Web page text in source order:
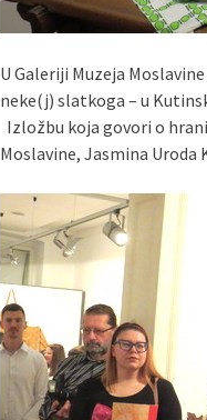
U Galeriji Muzeja
neke(j) slatkoga – u
Izložbu koja govori o
Moslavine, Jasmina Uroda